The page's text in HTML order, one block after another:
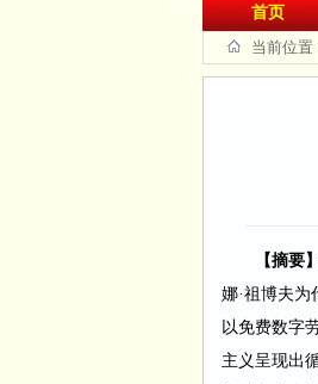
首页
当前位置
【摘要】
娜·祖博夫
以免费数字
主义呈现出